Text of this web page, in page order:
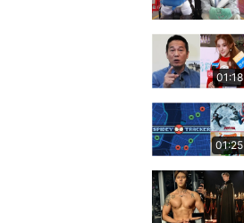
01:18
01:25